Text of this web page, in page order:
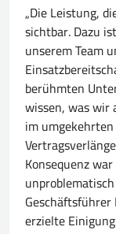
„Die Leistung,
sichtbar. Dazu
unserem Team
berühmten
wissen, was wir
im
Konsequenz
erzielte